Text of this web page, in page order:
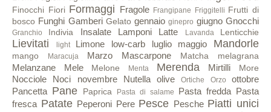
Finocchi Fiori Formaggi Fragole Frangipane Friggitelli Frutti di
bosco Funghi Gamberi Gelato gennaio ginepro giugno Gnocchi
Granchio Indivia Insalate Lamponi Latte Lavanda Lenticchie
Lievitati light Limone low-carb luglio maggio Mandorle
mango Maracuja Marzo Mascarpone Matcha melagrana
Melanzane Mele Melone Menta Merenda Mirtilli More
Nocciole Noci novembre Nutella olive Ortiche Orzo
ottobre
Pancetta Pane Paprica Pasta di salame Pasta fredda Pasta
fresca Patate Peperoni Pere Pesce Pesche Piatti unici